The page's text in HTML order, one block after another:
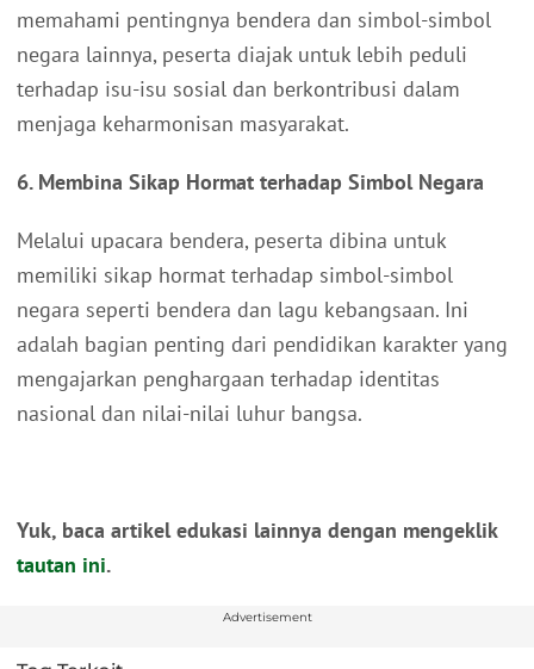
memahami pentingnya bendera dan simbol-simbol
negara lainnya, peserta diajak untuk lebih peduli
terhadap isu-isu sosial dan berkontribusi dalam
menjaga keharmonisan masyarakat.
6. Membina Sikap Hormat terhadap Simbol Negara
Melalui upacara bendera, peserta dibina untuk
memiliki sikap hormat terhadap simbol-simbol
negara seperti bendera dan lagu kebangsaan. Ini
adalah bagian penting dari pendidikan karakter yang
mengajarkan penghargaan terhadap identitas
nasional dan nilai-nilai luhur bangsa.
Yuk, baca artikel edukasi lainnya dengan mengeklik
tautan ini.
Advertisement